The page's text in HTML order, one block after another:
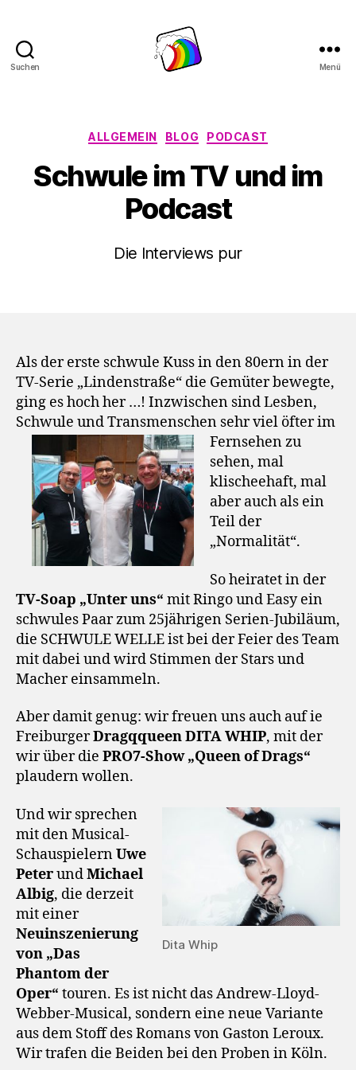
Suchen Menü
Kategorien
ALLGEMEIN BLOG PODCAST
Schwule im TV und im
Podcast
Die Interviews pur
Als der erste schwule Kuss in den 80ern in der
TV-Serie „Lindenstraße“ die Gemüter bewegte,
ging es hoch her …! Inzwischen sind Lesben,
Schwule und Transmenschen sehr viel öfter im
Fernsehen zu
sehen, mal
klischeehaft, mal
aber auch als ein
Teil der
„Normalität“.
So heiratet in der
TV-Soap „Unter uns“ mit Ringo und Easy ein
schwules Paar zum 25jährigen Serien-Jubiläum,
die SCHWULE WELLE ist bei der Feier des Team
mit dabei und wird Stimmen der Stars und
Macher einsammeln.
Aber damit genug: wir freuen uns auch auf ie
FreiburgerDragqqueen DITA WHIP, mit der
wir über die PRO7-Show „Queen of Drags“
plaudern wollen.
Dita Whip
Und wir sprechen
mit den Musical-
SchauspielernUwe
PeterundMichael
Albig, die derzeit
mit einer
Neuinszenierung
von „Das
Phantom der
Oper“ touren. Es ist nicht das Andrew-Lloyd-
Webber-Musical, sondern eine neue Variante
aus dem Stoff des Romans von Gaston Leroux.
Wir trafen die Beiden bei den Proben in Köln.